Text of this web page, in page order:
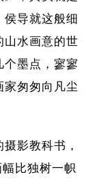
导就这般细
山水画意的世
个墨点，寥寥
家匆匆向凡尘
影教科书，
比独树一帜